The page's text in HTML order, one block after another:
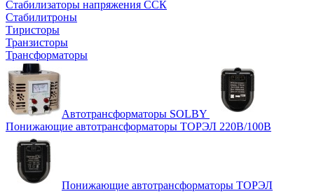
Стабилизаторы напряжения ССК
Стабилитроны
Тиристоры
Транзисторы
Трансформаторы
Автотрансформаторы SOLBY
Понижающие автотрансформаторы ТОРЭЛ 220В/100В
Понижающие автотрансформаторы ТОРЭЛ